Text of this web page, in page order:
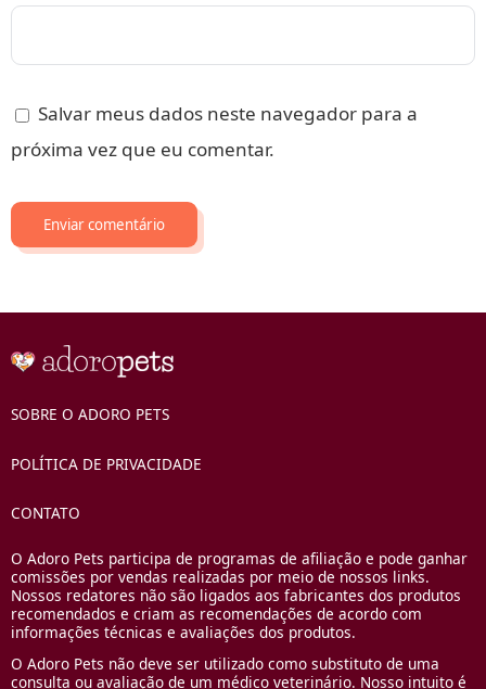
Salvar meus dados neste navegador para a
próxima vez que eu comentar.
SOBRE O ADORO PETS
POLÍTICA DE PRIVACIDADE
CONTATO
O Adoro Pets participa de programas de afiliação e pode ganhar
comissões por vendas realizadas por meio de nossos links.
Nossos redatores não são ligados aos fabricantes dos produtos
recomendados e criam as recomendações de acordo com
informações técnicas e avaliações dos produtos.
O Adoro Pets não deve ser utilizado como substituto de uma
consulta ou avaliação de um médico veterinário. Nosso intuito é